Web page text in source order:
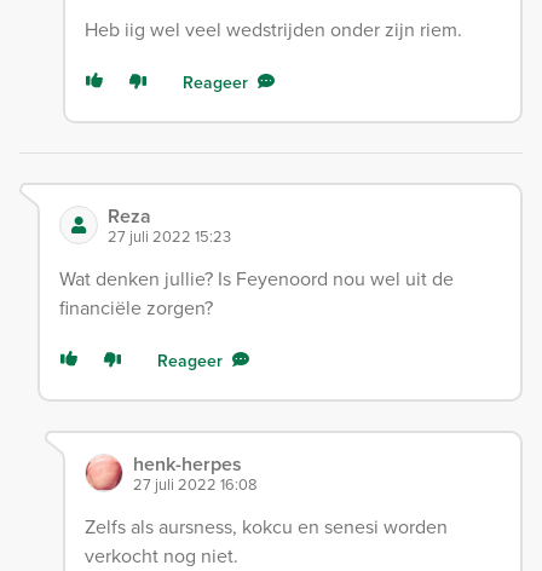
Heb iig wel veel wedstrijden onder zijn riem.
Reageer
Reza
27 juli 2022 15:23
Wat denken jullie? Is Feyenoord nou wel uit de
financiële zorgen?
Reageer
henk-herpes
27 juli 2022 16:08
Zelfs als aursness, kokcu en senesi worden
verkocht nog niet.